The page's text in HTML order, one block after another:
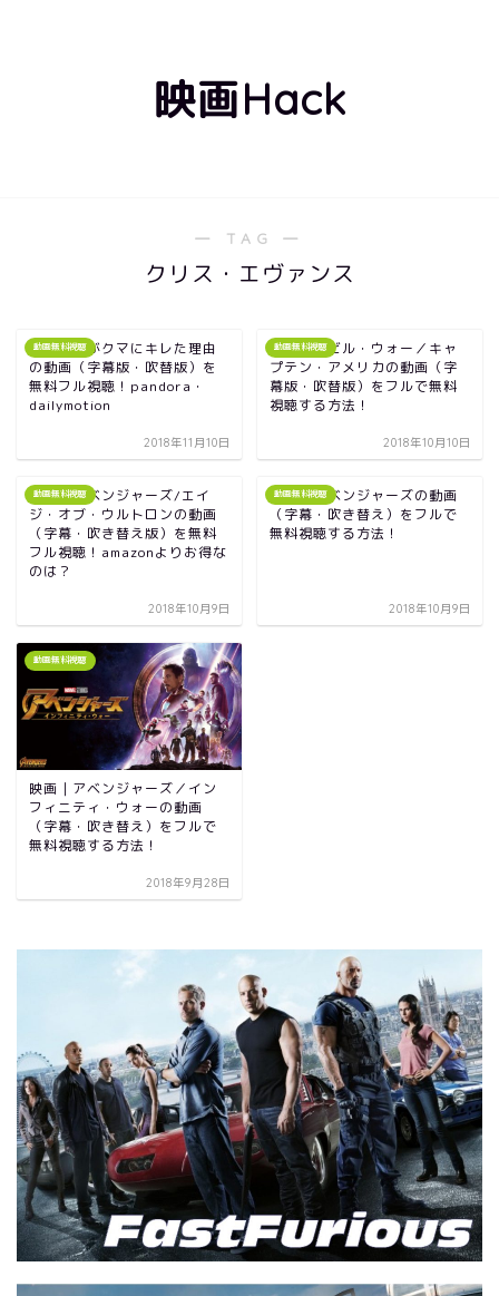
映画Hack
― TAG ―
クリス・エヴァンス
動画無料視聴
映画｜私がクマにキレた理由
の動画（字幕版・吹替版）を
無料フル視聴！pandora・
dailymotion
2018年11月10日
動画無料視聴
映画｜シビル・ウォー／キャ
プテン・アメリカの動画（字
幕版・吹替版）をフルで無料
視聴する方法！
2018年10月10日
動画無料視聴
映画｜アベンジャーズ/エイ
ジ・オブ・ウルトロンの動画
（字幕・吹き替え版）を無料
フル視聴！amazonよりお得な
のは？
2018年10月9日
動画無料視聴
映画｜アベンジャーズの動画
（字幕・吹き替え）をフルで
無料視聴する方法！
2018年10月9日
動画無料視聴
映画｜アベンジャーズ／イン
フィニティ・ウォーの動画
（字幕・吹き替え）をフルで
無料視聴する方法！
2018年9月28日